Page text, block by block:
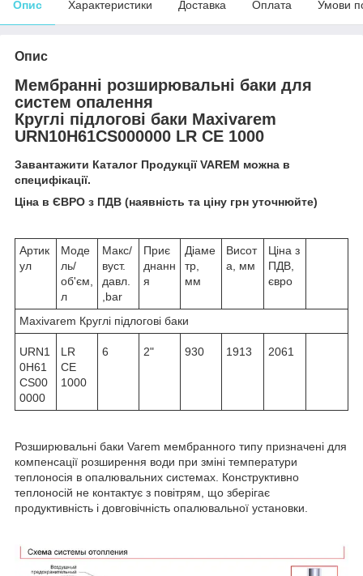
Опис Характеристики Доставка Оплата Умови
Опис
Мембранні розширювальні баки для
систем опалення
Круглі підлогові баки Maxivarem
URN10H61CS000000 LR CE 1000
Завантажити Каталог Продукції VAREM можна в
специфікації.
Ціна в ЄВРО з ПДВ (наявність та ціну грн уточнюйте)
Артик
ул
Моде
ль/
об'єм,
л
Макс/
вуст.
давл.
,bar
Приє
днанн
я
Діаме
тр,
мм
Висот
а, мм
Ціна з
ПДВ,
євро
Maxivarem Круглі підлогові баки
URN1
0H61
CS00
0000
LR
CE
1000
6 2" 930 1913 2061
Розширювальні баки Varem мембранного типу призначені для
компенсації розширення води при зміні температури
теплоносія в опалювальних системах. Конструктивно
теплоносій не контактує з повітрям, що зберігає
продуктивність і довговічність опалювальної установки.